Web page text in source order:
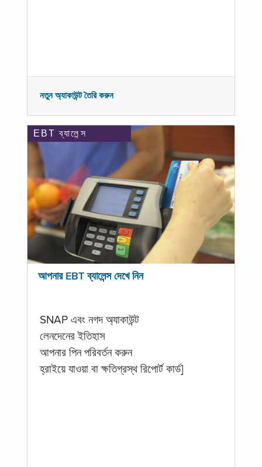
নতুন অ্যাকাউন্ট তৈরি করুন
EBT ব্যালেন্স
আপনার EBT ব্যালেন্স দেখে নিন
SNAP এবং নগদ অ্যাকাউন্ট
লেনদেনের ইতিহাস
আপনার পিন পরিবর্তন করুন
হ্রাইয়ে যাওয়া বা ক্ষতিগ্রস্থ রিপোর্ট কার্ড]